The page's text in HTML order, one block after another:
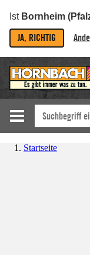
Ist Bornheim
JA, RICHTIG
Startseite